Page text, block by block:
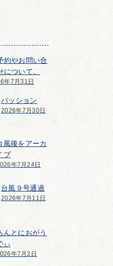
約やお問い合
について。
年7月31日
パッション
2026年7月30日
風後をアーカ
ブ
年7月24日
台風９号通過
2026年7月11日
んとにおがう
ぃ
年7月2日